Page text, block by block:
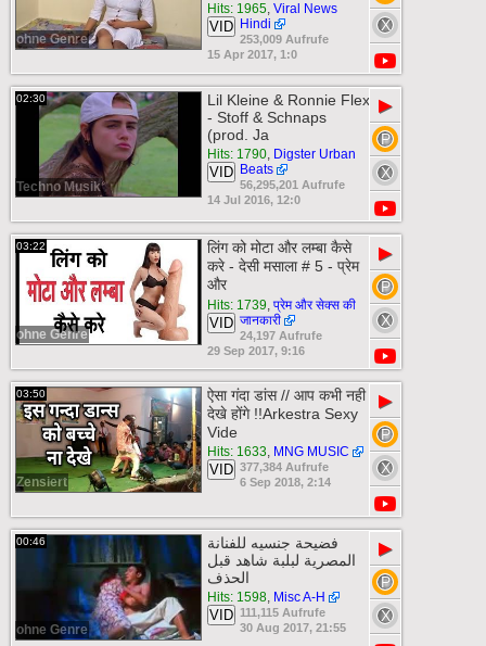
ohne Genre
Hits: 1965, Viral News
Hindi
VID
253,009 Aufrufe
15 Apr 2017, 1:0
02:30
Techno Musik
Lil Kleine & Ronnie Flex
- Stoff & Schnaps
(prod. Ja
Hits: 1790, Digster Urban
Beats
VID
56,295,201 Aufrufe
14 Jul 2016, 12:0
▶
03:22
ohne Genre
लिंग को मोटा और लम्बा कैसे
करे - देसी मसाला # 5 - प्रेम
और
Hits: 1739, प्रेम और सेक्स की
जानकारी
VID
24,197 Aufrufe
29 Sep 2017, 9:16
▶
03:50
Zensiert
ऐसा गंदा डांस // आप कभी नही
देखे होंगे !!Arkestra Sexy
Vide
Hits: 1633, MNG MUSIC
VID 377,384 Aufrufe
6 Sep 2018, 2:14
▶
00:46
ohne Genre
فضيحة جنسيه للفنانة
المصرية لبلبة شاهد قبل
الحذف
Hits: 1598, Misc A-H
VID 111,115 Aufrufe
30 Aug 2017, 21:55
▶